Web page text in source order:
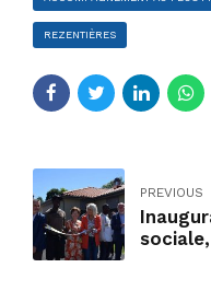
REZENTIÈRES
PREVIOUS